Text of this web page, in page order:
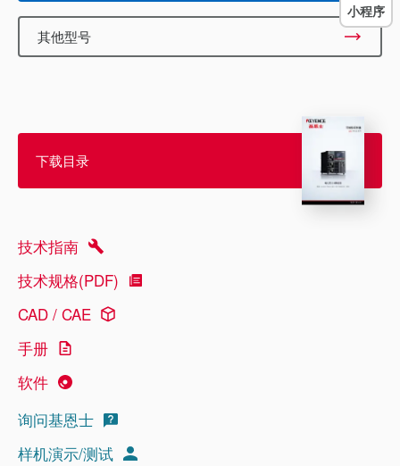
其他型号
下载目录
技术指南
技术规格(PDF)
CAD / CAE
手册
软件
询问基恩士
样机演示/测试
小程序